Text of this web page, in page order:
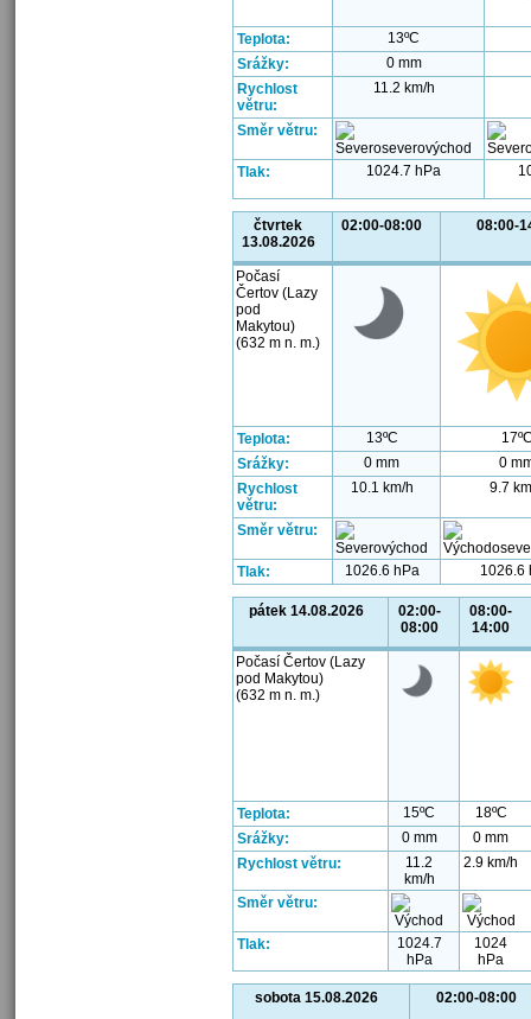
Teplota:
13ºC
Srážky:
0 mm
Rychlost
větru:
11.2 km/h
Směr větru:
Tlak: 1024.7 hPa
čtvrtek
13.08.2026
02:00-08:00 08:00-
Počasí
Čertov (Lazy
pod
Makytou)
(632 m n. m.)
Teplota: 13ºC
Srážky:
0 mm
0
Rychlost
větru:
10.1 km/h 9.7
Směr větru:
Tlak: 1026.6 hPa 1026.6
pátek 14.08.2026
02:00-
08:00
08:00-
14:00
Počasí Čertov (Lazy
pod Makytou)
(632 m n. m.)
Teplota: 15ºC
18ºC
Srážky:
0 mm
0 mm
Rychlost větru:
11.2
km/h
2.9 km/h
Směr větru:
Tlak:
1024.7
hPa
1024
hPa
sobota 15.08.2026 02:00-08:00